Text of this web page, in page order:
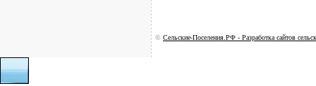
© Сельские-Поселения.РФ - Разработка сайтов